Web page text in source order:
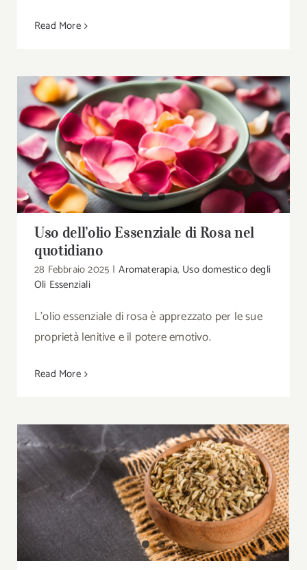
Read More
Uso dell’olio Essenziale di Rosa nel
quotidiano
Uso dell’olio Essenziale di Rosa nel
quotidiano
28 Febbraio 2025 | Aromaterapia, Uso domestico degli
Oli Essenziali
L'olio essenziale di rosa è apprezzato per le sue
proprietà lenitive e il potere emotivo.
Read More
Uso dell’olio Essenziale di Finocchio nel
quotidiano